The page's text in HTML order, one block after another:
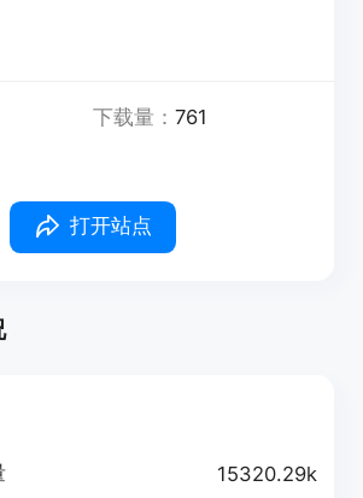
下载量： 761
打开站点
15320.29k